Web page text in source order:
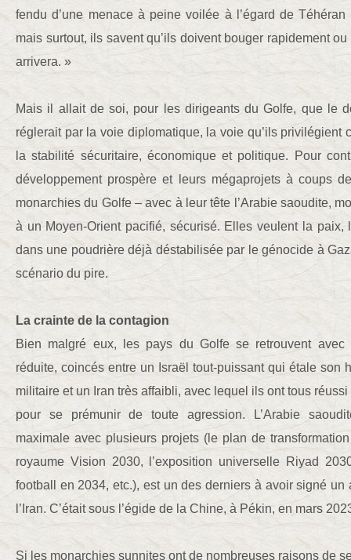
fendu d’une menace à peine voilée à l’égard de
mais surtout, ils savent qu’ils doivent bouger rapidement
arrivera. »
Mais il allait de soi, pour les dirigeants du Golfe, que le
réglerait par la voie diplomatique, la voie qu’ils privilégient
la stabilité sécuritaire, économique et politique. Pour
développement prospère et leurs mégaprojets à coups
monarchies du Golfe – avec à leur tête l’Arabie saoudite,
à un Moyen-Orient pacifié, sécurisé. Elles veulent la paix,
dans une poudrière déjà déstabilisée par le génocide à
scénario du pire.
La crainte de la contagion
Bien malgré eux, les pays du Golfe se retrouvent
réduite, coincés entre un Israël tout-puissant qui étale son
militaire et un Iran très affaibli, avec lequel ils ont tous
pour se prémunir de toute agression. L’Arabie
maximale avec plusieurs projets (le plan de
royaume Vision 2030, l’exposition universelle Riyad
football en 2034, etc.), est un des derniers à avoir signé un
l’Iran. C’était sous l’égide de la Chine, à Pékin, en mars
Si les monarchies sunnites ont de nombreuses raisons de